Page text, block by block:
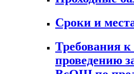
Сроки и
Требования
проведению